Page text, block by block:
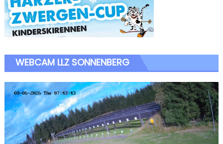
WEBCAM LLZ SONNENBERG